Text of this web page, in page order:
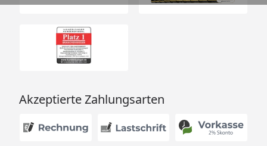
Akzeptierte Zahlungsarten